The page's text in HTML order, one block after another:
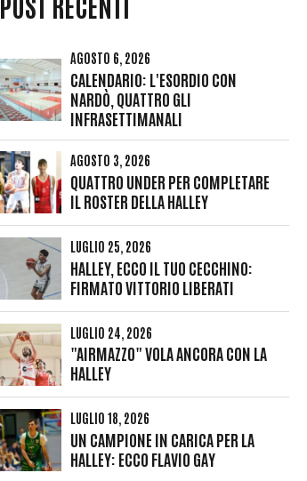
AGOSTO 6, 2026
CALENDARIO: L'ESORDIO CON
NARDÒ, QUATTRO GLI
INFRASETTIMANALI
AGOSTO 3, 2026
QUATTRO UNDER PER COMPLETARE
IL ROSTER DELLA HALLEY
LUGLIO 25, 2026
HALLEY, ECCO IL TUO CECCHINO:
FIRMATO VITTORIO LIBERATI
LUGLIO 24, 2026
"AIRMAZZO" VOLA ANCORA CON LA
HALLEY
LUGLIO 18, 2026
UN CAMPIONE IN CARICA PER LA
HALLEY: ECCO FLAVIO GAY